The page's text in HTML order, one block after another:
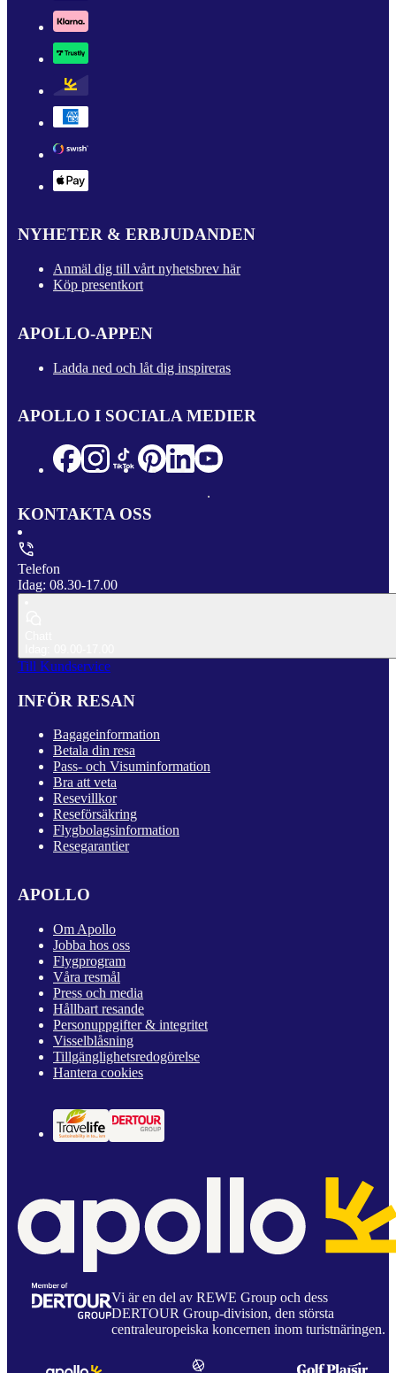
NYHETER & ERBJUDANDEN
Anmäl dig till vårt nyhetsbrev här
Köp presentkort
APOLLO-APPEN
Ladda ned och låt dig inspireras
APOLLO I SOCIALA MEDIER
KONTAKTA OSS
Telefon
Idag: 08.30-17.00
Till Kundservice
INFÖR RESAN
Bagageinformation
Betala din resa
Pass- och Visuminformation
Bra att veta
Resevillkor
Reseförsäkring
Flygbolagsinformation
Resegarantier
APOLLO
Om Apollo
Jobba hos oss
Flygprogram
Våra resmål
Press och media
Hållbart resande
Personuppgifter & integritet
Visselblåsning
Tillgänglighetsredogörelse
Hantera cookies
Vi är en del av REWE Group och dess
DERTOUR Group-division, den största
centraleuropeiska koncernen inom turistnäringen.